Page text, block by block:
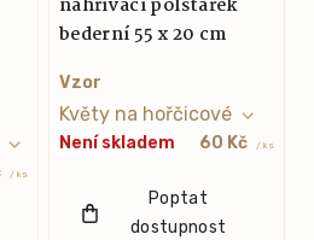
/ ks
bederní 55 x 20 cm
Vzor
Není skladem 60 Kč / ks
Poptat
dostupnost